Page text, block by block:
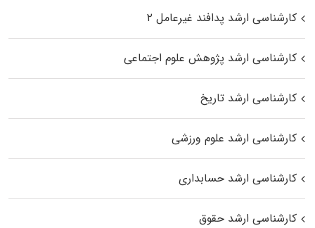
کارشناسی ارشد پدافند غیرعامل ۲
کارشناسی ارشد پژوهش علوم اجتماعی
کارشناسی ارشد تاریخ
کارشناسی ارشد علوم ورزشی
کارشناسی ارشد حسابداری
کارشناسی ارشد حقوق